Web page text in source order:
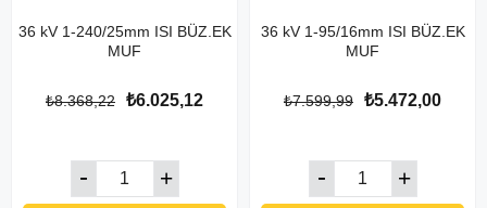
36 kV 1-240/25mm ISI BÜZ.EK
MUF
₺6.025,12
₺8.368,22
36 kV 1-95/16mm ISI BÜZ.EK
MUF
₺5.472,00
₺7.599,99